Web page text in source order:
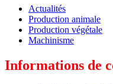
Actualités
Production animale
Production végétale
Machinisme
Informations de